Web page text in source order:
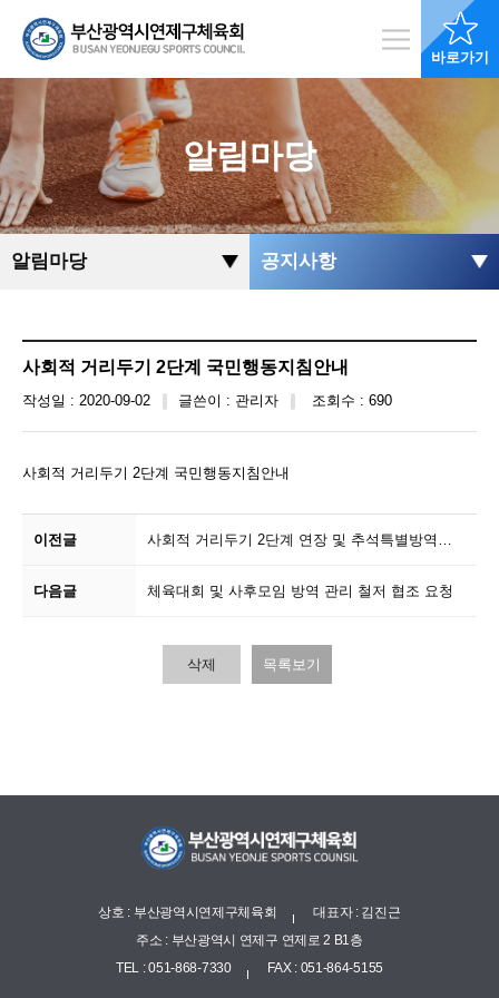
바로가기
알림마당
알림마당 공지사항
사회적 거리두기 2단계 국민행동지침안내
작성일 : 2020-09-02 글쓴이 : 관리자 조회수 : 690
사회적 거리두기 2단계 국민행동지침안내
이전글 사회적 거리두기 2단계 연장 및 추석특별방역기간 ...
다음글 체육대회 및 사후모임 방역 관리 철저 협조 요청
삭제 목록보기
상호 : 부산광역시연제구체육회
대표자 : 김진근
주소 : 부산광역시 연제구 연제로 2 B1층
TEL : 051-868-7330
FAX : 051-864-5155